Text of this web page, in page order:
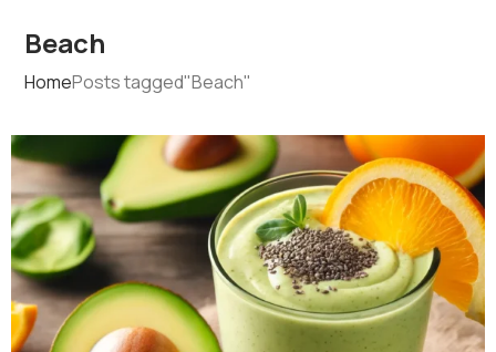
Beach
HomePosts tagged"Beach"